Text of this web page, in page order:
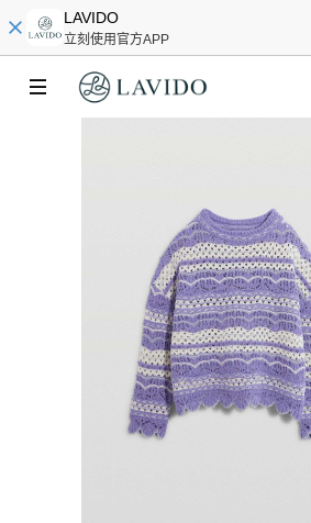
LAVIDO
立刻使用官方APP